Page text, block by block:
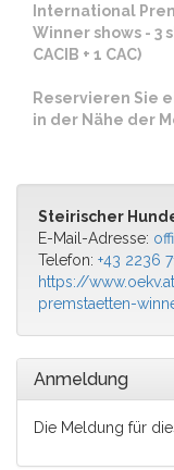
International
Winner shows - 3
CACIB + 1 CAC)
Reservieren Sie
in der Nähe der
Steirischer
E-Mail-Adresse:
Telefon: +43 2236
https://
premstaetten-
Anmeldung
Die Meldung für